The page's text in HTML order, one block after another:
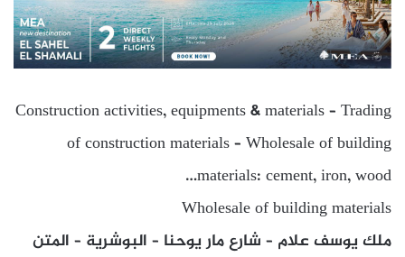
Construction activities, equipments & materials – Trading
of construction materials – Wholesale of building
materials: cement, iron, wood…
Wholesale of building materials
ملك يوسف علام – شارع مار يوحنا – البوشرية – المتن